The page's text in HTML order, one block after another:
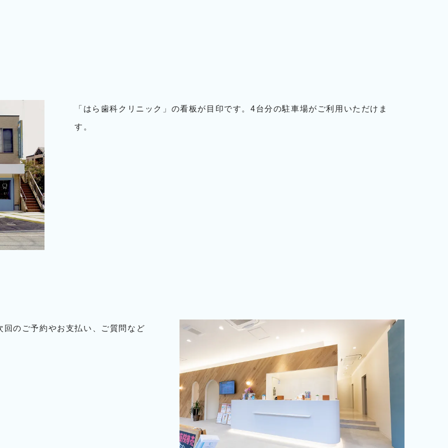
「はら歯科クリニック」の看板が目印です。4台分の駐車場がご利用いただけま
す。
のご予約やお支払い、ご質問など